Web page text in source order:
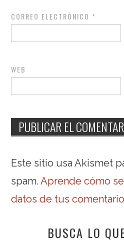
CORREO ELECTRÓNICO *
WEB
Este sitio usa Akismet
spam.Aprende cómo
datos de tus
BUSCA LO